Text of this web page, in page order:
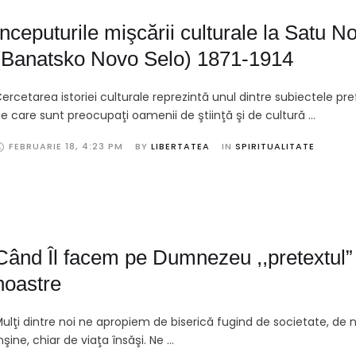
mişcării culturale la Satu
Novo Selo) 1871-1914
istoriei culturale reprezintă unul dintre subiectele
care sunt preocupaţi oamenii de ştiinţă şi de cultură …
FEBRUARIE 18, 4:23 PM BY LIBERTATEA IN SPIRITUALITATE
Îl facem pe Dumnezeu
dintre noi ne apropiem de biserică fugind de societate, de
chiar de viaţa însăşi. Ne …